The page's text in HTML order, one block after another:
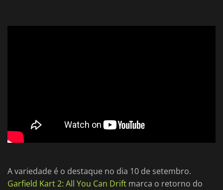
A variedade é o destaque no dia 10 de setembro.
Garfield Kart 2: All You Can Drift marca o retorno do